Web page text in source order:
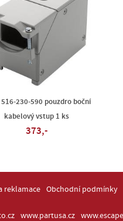
516-230-590 pouzdro boční
kabelový vstup 1 ks
373,-
reklamace Obchodní podmínky
www.partusa.cz